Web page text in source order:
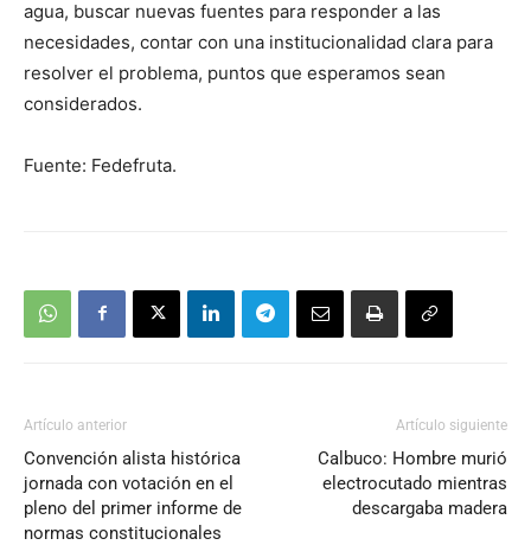
agua, buscar nuevas fuentes para responder a las
necesidades, contar con una institucionalidad clara para
resolver el problema, puntos que esperamos sean
considerados.
Fuente: Fedefruta.
Artículo anterior
Convención alista histórica
jornada con votación en el
pleno del primer informe de
normas constitucionales
Artículo siguiente
Calbuco: Hombre murió
electrocutado mientras
descargaba madera